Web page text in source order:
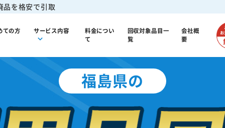
品を格安で引取
ての方 サービス内容
料金につい
て
回収対象品目一
覧
会社概
要
福島県の